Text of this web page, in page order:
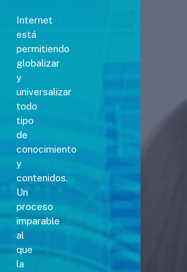
Internet
está
permitiendo
globalizar
y
universalizar
todo
tipo
de
conocimiento
y
contenidos.
Un
proceso
imparable
al
que
la